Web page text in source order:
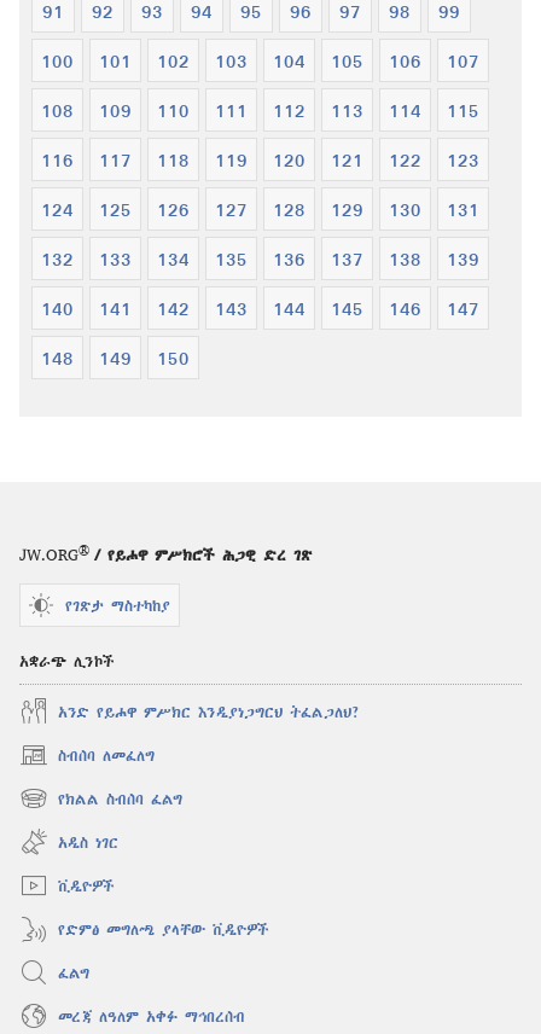
91 92 93 94 95 96 97 98 99
100 101 102 103 104 105 106 107
108 109 110 111 112 113 114 115
116 117 118 119 120 121 122 123
124 125 126 127 128 129 130 131
132 133 134 135 136 137 138 139
140 141 142 143 144 145 146 147
148 149 150
JW.ORG® / የይሖዋ ምሥክሮች ሕጋዊ ድረ ገጽ
የገጽታ ማስተካከያ
አቋራጭ ሊንኮች
አንድ የይሖዋ ምሥክር እንዲያነጋግርህ ትፈልጋለህ?
ስብሰባ ለመፈለግ
(አዲስ
ዊንዶው
ክፈት)
የክልል ስብሰባ ፈልግ
(አዲስ
ዊንዶው
ክፈት)
አዲስ ነገር
ቪዲዮዎች
የድምፅ መግለጫ ያላቸው ቪዲዮዎች
ፈልግ
መረጃ ለዓለም አቀፉ ማኅበረሰብ